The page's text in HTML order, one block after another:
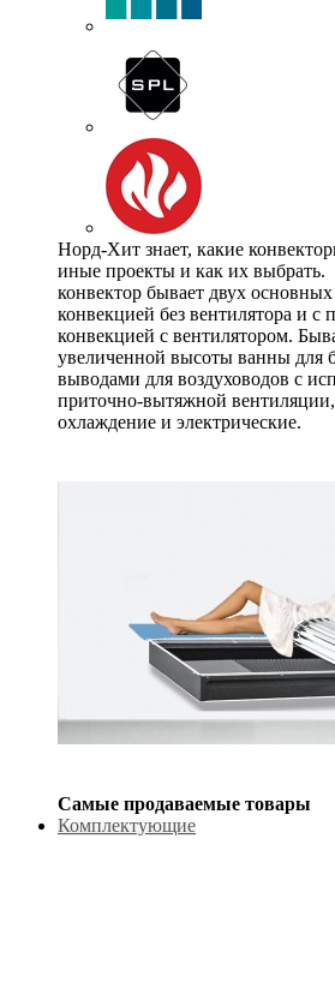
Норд-Хит знает, какие
иные проекты и как их
конвектор бывает двух
конвекцией без вентилятора и с
конвекцией с вентилятором.
увеличенной высоты ванны для
выводами для воздуховодов с
приточно-вытяжной
охлаждение и
Самые продаваемые товары
Комплектующие